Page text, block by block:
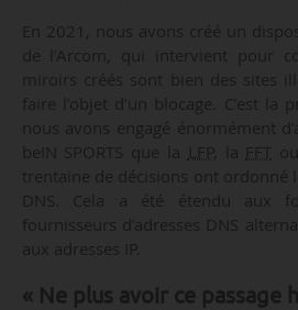
En 2021, nous avons créé un
de l’Arcom, qui intervient pour
miroirs créés sont bien des sites
faire l’objet d’un blocage. C’est la
nous avons engagé énormément
beIN SPORTS que la
LFP, la FFT
trentaine de décisions ont ordonné
DNS. Cela a été étendu aux
fournisseurs d’adresses DNS
aux adresses IP.
« Ne plus avoir ce passage